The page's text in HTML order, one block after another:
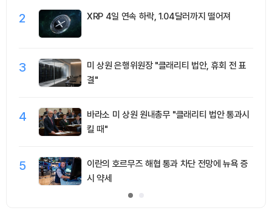
2 XRP 4일 연속 하락, 1.04달러까지 떨어져
3
미 상원 은행위원장 "클래리티 법안, 휴회 전 표
결"
4
바라소 미 상원 원내총무 "클래리티 법안 통과시
킬 때"
5
이란의 호르무즈 해협 통과 차단 전망에 뉴욕 증
시 약세